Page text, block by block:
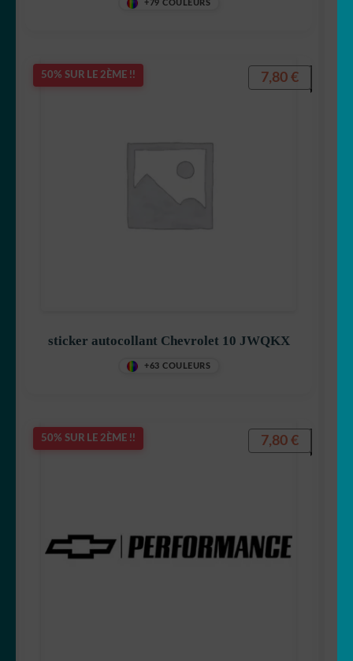
+79 COULEURS
50% SUR LE 2ÈME !!
sticker autocollant Chevrolet 10 JWQKX
+63 COULEURS
7,80 €
50% SUR LE 2ÈME !! 7,80 €